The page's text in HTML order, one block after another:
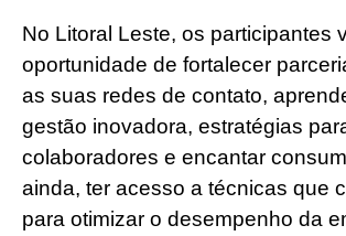
No Litoral Leste, os participantes
oportunidade de fortalecer
as suas redes de contato,
gestão inovadora, estratégias
colaboradores e encantar
ainda, ter acesso a técnicas que
para otimizar o desempenho da